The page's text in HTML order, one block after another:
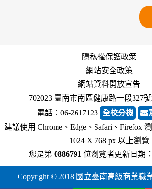
隱私權保護政策
網站安全政策
網站資料開放宣告
702023 臺南市南區健康路一段327號
電話︰06-2617123 全校分機
建議使用 Chrome、Edge、Safari、Firefox
1024 X 768 px 以上瀏覽
您是第 0886791 位瀏覽者更新日期：
Copyright © 2018 國立臺南高級商業職